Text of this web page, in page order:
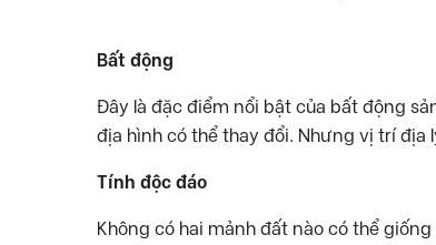
Bất động
Đây là đặc điểm nổi bật của bất động
địa hình có thể thay đổi. Nhưng vị trí địa
Tính độc đáo
Không có hai mảnh đất nào có thể